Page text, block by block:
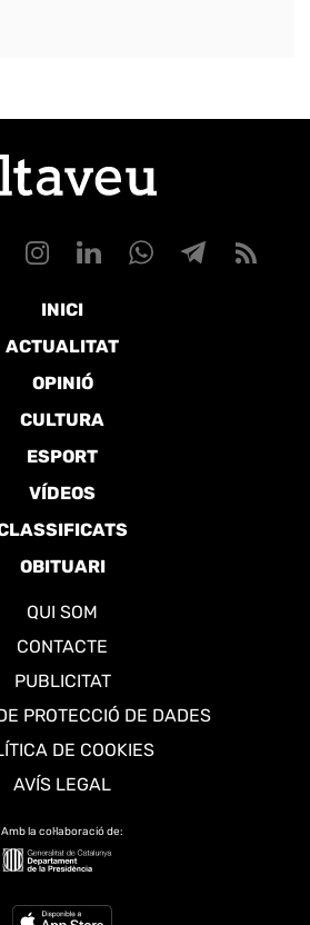
INICI
ACTUALITAT
OPINIÓ
CULTURA
ESPORT
VÍDEOS
OBITUARI
QUI SOM
CONTACTE
PUBLICITAT
PROTECCIÓ DE DADES
DE COOKIES
AVÍS LEGAL
Amb la col·laboració de: